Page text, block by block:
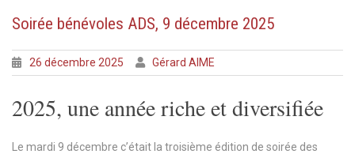
Soirée bénévoles ADS, 9 décembre 2025
26 décembre 2025 Gérard AIME
2025, une année riche et diversifiée
Le mardi 9 décembre c’était la troisième édition de soirée des